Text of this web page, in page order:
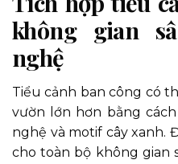
không gian
nghệ
Tiểu cảnh ban công có
vườn lớn hơn bằng
nghệ và motif cây xanh.
cho toàn bộ không gian